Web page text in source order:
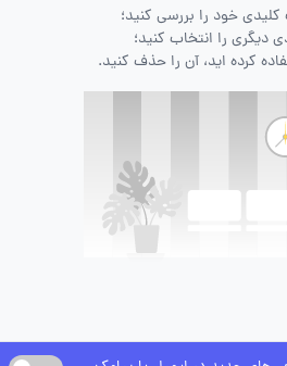
خود را بررسی کنید؛
دیگری را انتخاب کنید؛
کرده اید، آن را حذف کنید.